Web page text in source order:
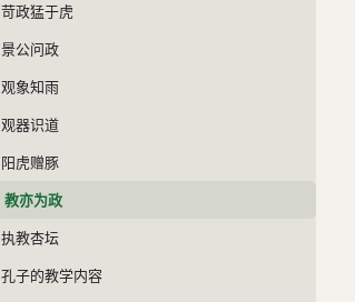
苛政猛于虎
景公问政
观象知雨
观器识道
阳虎赠豚
教亦为政
执教杏坛
孔子的教学内容